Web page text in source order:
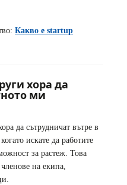
Какво е startup
хора да
ми
да сътрудничат вътре в
искате да работите
за растеж. Това
на екипа,